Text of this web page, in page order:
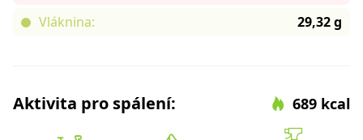
Vláknina:
29,32 g
Aktivita pro spálení: 689 kcal